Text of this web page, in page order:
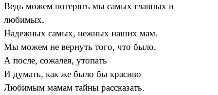
Ведь можем потерять мы самых главных и
любимых,
Надежных самых, нежных наших мам.
Мы можем не вернуть того, что было,
А после, сожалея, утопать
И думать, как же было бы красиво
Любимым мамам тайны рассказать.